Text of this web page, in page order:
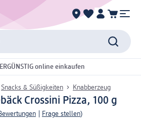
online einkaufen
Snacks & Süßigkeiten Knabberzeug
Crossini Pizza, 100 g
Frage stellen)